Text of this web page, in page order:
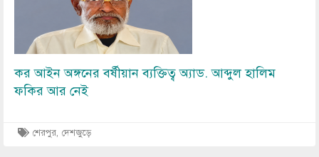
কর আইন অঙ্গনের বর্ষীয়ান ব্যক্তিত্ব অ্যাড. আব্দুল হালিম
ফকির আর নেই
শেরপুর, দেশজুড়ে